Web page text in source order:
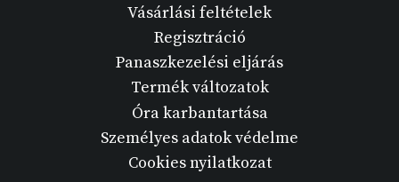
Vásárlási feltételek
Regisztráció
Panaszkezelési eljárás
Termék változatok
Óra karbantartása
Személyes adatok védelme
Cookies nyilatkozat